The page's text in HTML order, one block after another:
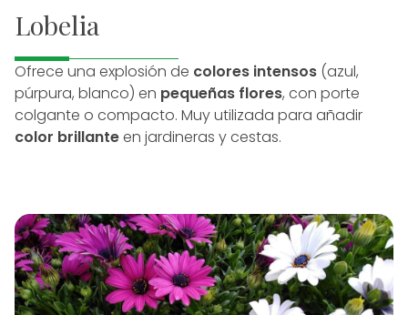
Lobelia
Ofrece una explosión de colores intensos (azul,
púrpura, blanco) en pequeñas flores, con porte
colgante o compacto. Muy utilizada para añadir
color brillanteen jardineras y cestas.